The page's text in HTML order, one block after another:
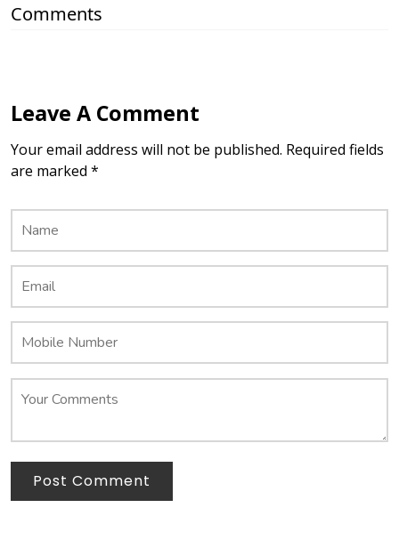
Comments
Leave A Comment
Your email address will not be published. Required fields
are marked *
Post Comment